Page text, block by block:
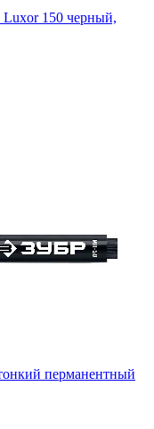
150 черный,
перманентный